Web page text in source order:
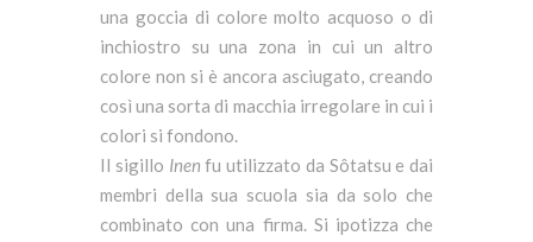
una goccia di colore molto acquoso o di
inchiostro su una zona in cui un altro
colore non si è ancora asciugato, creando
così una sorta di macchia irregolare in cui i
colori si fondono.
Il sigillo Inen fu utilizzato da Sôtatsu e dai
membri della sua scuola sia da solo che
combinato con una firma. Si ipotizza che